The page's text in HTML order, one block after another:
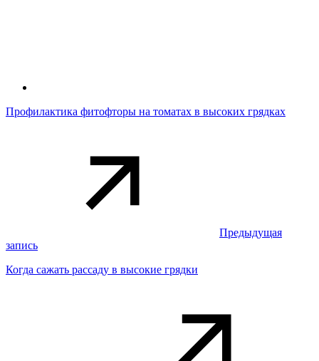
Профилактика фитофторы на томатах в высоких грядках
Предыдущая
запись
Когда сажать рассаду в высокие грядки